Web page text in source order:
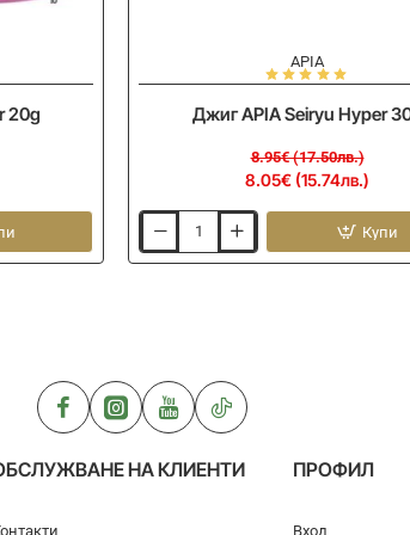
20g
APIA
Джиг APIA Seiryu Hyper
8.05€ (15.74лв.)
8.95€ (17.50лв.)
APIA
Купи
НА КЛИЕНТИ ПРОФИЛ
Вход